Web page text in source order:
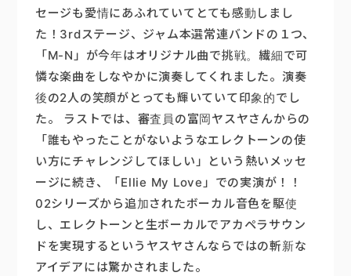
セージも愛情にあふれていてとても感動しまし
た！3rdステージ、ジャム本選常連バンドの１つ、
「M-N」が今年はオリジナル曲で挑戦。繊細で可
憐な楽曲をしなやかに演奏してくれました。演奏
後の2人の笑顔がとっても輝いていて印象的でし
た。 ラストでは、審査員の富岡ヤスヤさんからの
「誰もやったことがないようなエレクトーンの使
い方にチャレンジしてほしい」という熱いメッセ
ージに続き、「Ellie My Love」での実演が！！
02シリーズから追加されたボーカル音色を駆使
し、エレクトーンと生ボーカルでアカペラサウン
ドを実現するというヤスヤさんならではの斬新な
アイデアには驚かされました。